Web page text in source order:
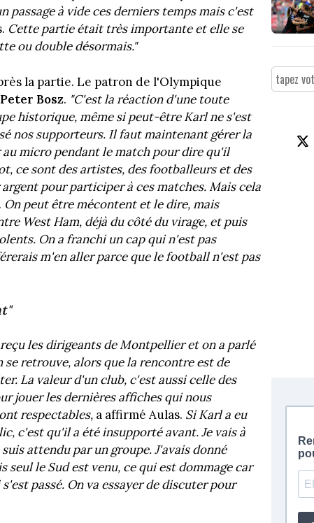
passage à vide ces derniers temps mais c'est
Cette partie était très importante et elle se
ou double désormais."
la partie. Le patron de l'Olympique
Peter Bosz. "C'est la réaction d'une toute
historique, même si peut-être Karl ne s'est
nos supporteurs. Il faut maintenant gérer la
micro pendant le match pour dire qu'il
ce sont des artistes, des footballeurs et des
pour participer à ces matches. Mais cela
On peut être mécontent et le dire, mais
West Ham, déjà du côté du virage, et puis
On a franchi un cap qui n'est pas
m'en aller parce que le football n'est pas
les dirigeants de Montpellier et on a parlé
se retrouve, alors que la rencontre est de
La valeur d'un club, c'est aussi celle des
jouer les dernières affiches qui nous
respectables, a affirmé Aulas. Si Karl a eu
c'est qu'il a été insupporté avant. Je vais à
attendu par un groupe. J'avais donné
le Sud est venu, ce qui est dommage car
passé. On va essayer de discuter pour